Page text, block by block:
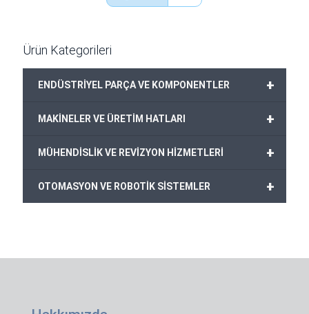
Ürün Kategorileri
+
ENDÜSTRİYEL PARÇA VE KOMPONENTLER
+
MAKİNELER VE ÜRETİM HATLARI
+
MÜHENDİSLİK VE REVİZYON HİZMETLERİ
+
OTOMASYON VE ROBOTİK SİSTEMLER